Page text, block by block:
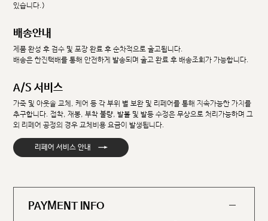
있습니다.)
배송안내
제품 완성 후 검수 및 포장 완료 후 순차적으로 출고됩니다.
배송은 한진택배를 통해 안전하게 발송되며 출고 완료 후 배송조회가 가능합니다.
A/S 서비스
가죽 및 아웃솔 교체, 케어 등 각 부위 별 보완 및 리페어를 통해 지속가능한 가치를
추구합니다. 접착, 재봉, 부착 불량, 발볼 및 발등 수정은 무상으로 처리가능하며 그
외 리페어 공정의 경우 교체비용 요금이 발생됩니다.
리페어 서비스 안내 →
PAYMENT INFO